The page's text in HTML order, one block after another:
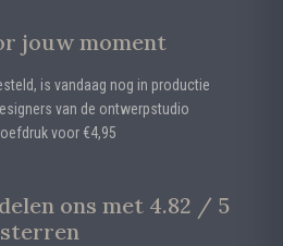
jouw moment
is vandaag nog in productie
van de ontwerpstudio
voor €4,95
ons met 4.82 / 5
sterren